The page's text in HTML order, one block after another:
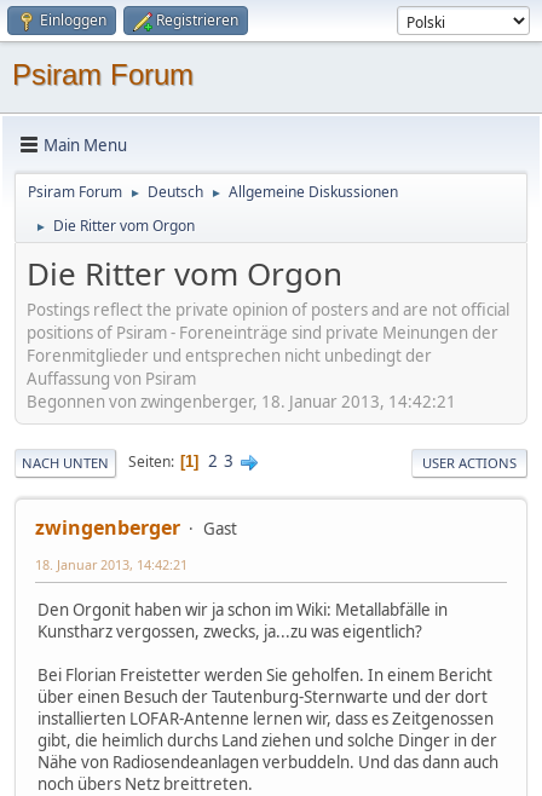
Einloggen Registrieren
Psiram Forum
Main Menu
Psiram Forum ► Deutsch ► Allgemeine Diskussionen
► Die Ritter vom Orgon
Die Ritter vom Orgon
Postings reflect the private opinion of posters and are not official
positions of Psiram - Foreneinträge sind private Meinungen der
Forenmitglieder und entsprechen nicht unbedingt der
Auffassung von Psiram
Begonnen von zwingenberger, 18. Januar 2013, 14:42:21
NACH UNTEN Seiten 1 2 3 USER ACTIONS
zwingenberger Gast
18. Januar 2013, 14:42:21
Den Orgonit haben wir ja schon im Wiki: Metallabfälle in
Kunstharz vergossen, zwecks, ja...zu was eigentlich?
Bei Florian Freistetter werden Sie geholfen. In einem Bericht
über einen Besuch der Tautenburg-Sternwarte und der dort
installierten LOFAR-Antenne lernen wir, dass es Zeitgenossen
gibt, die heimlich durchs Land ziehen und solche Dinger in der
Nähe von Radiosendeanlagen verbuddeln. Und das dann auch
noch übers Netz breittreten.